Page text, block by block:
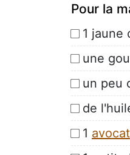
Pour la
1 jaune
une
un peu
de
1 avocat